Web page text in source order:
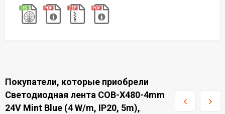
Покупатели, которые приобрели
Светодиодная лента COB-X480-4mm
24V Mint Blue (4 W/m, IP20, 5m),